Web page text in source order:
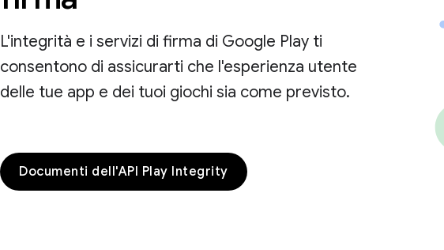
L'integrità e i servizi di firma di Google Play ti
consentono di assicurarti che l'esperienza utente
delle tue app e dei tuoi giochi sia come previsto.
Documenti dell'API Play Integrity